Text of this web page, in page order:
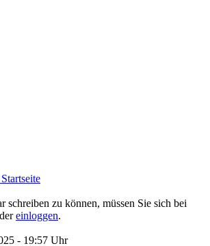
schreiben zu können, müssen Sie sich bei
einloggen.
- 19:57 Uhr